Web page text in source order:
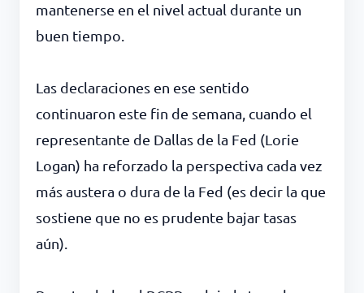
mantenerse en el nivel actual durante un
buen tiempo.
Las declaraciones en ese sentido
continuaron este fin de semana, cuando el
representante de Dallas de la Fed (Lorie
Logan) ha reforzado la perspectiva cada vez
más austera o dura de la Fed (es decir la que
sostiene que no es prudente bajar tasas
aún).